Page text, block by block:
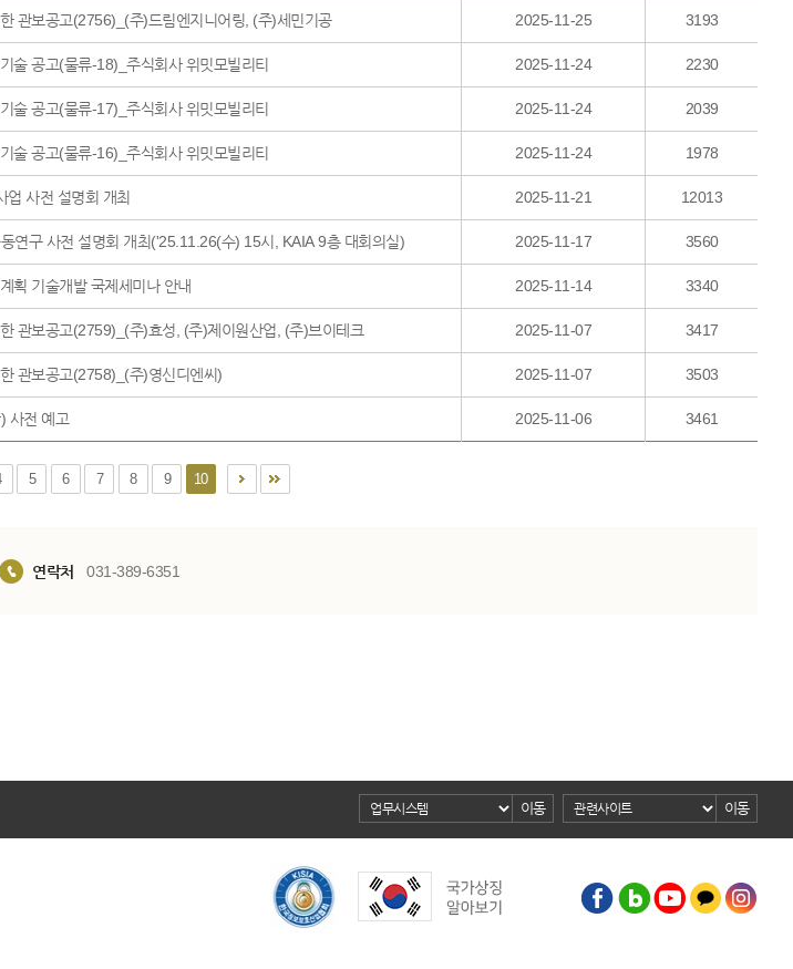
관보공고(2756)_(주)드림엔지니어링, (주)세민기공 2025-11-25 3193
술 공고(물류-18)_주식회사 위밋모빌리티 2025-11-24 2230
술 공고(물류-17)_주식회사 위밋모빌리티 2025-11-24 2039
술 공고(물류-16)_주식회사 위밋모빌리티 2025-11-24 1978
사전 설명회 개최 2025-11-21 12013
연구 사전 설명회 개최('25.11.26(수) 15시, KAIA 9층 대회의실) 2025-11-17 3560
획 기술개발 국제세미나 안내 2025-11-14 3340
관보공고(2759)_(주)효성, (주)제이원산업, (주)브이테크 2025-11-07 3417
관보공고(2758)_(주)영신디엔씨) 2025-11-07 3503
) 사전 예고 2025-11-06 3461
5 6 7 8 9 10
연락처 031-389-6351
이동 이동